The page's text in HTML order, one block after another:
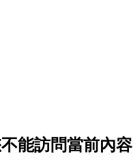
能訪問當前內容